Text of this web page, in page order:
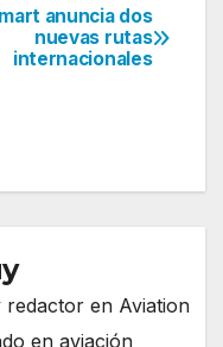
anuncia dos
nuevas rutas
internacionales
en Aviation
en aviación